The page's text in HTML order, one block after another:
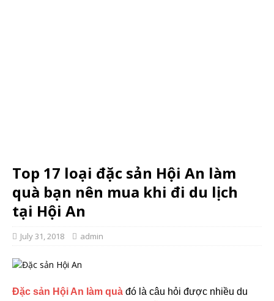
Top 17 loại đặc sản Hội An làm
quà bạn nên mua khi đi du lịch
tại Hội An
July 31, 2018 admin
Đặc sản Hội An làm quà đó là câu hỏi được nhiều du